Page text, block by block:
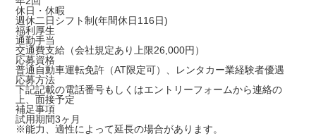
休日・休暇
週休二日シフト制(年間休日116日)
福利厚生
通勤手当
交通費支給（会社規定あり上限26,000円）
応募資格
普通自動車運転免許（AT限定可）、レンタカー業経験者優遇
応募方法
下記記載の電話番号もしくはエントリーフォームから連絡の
上、面接予定
補足事項
試用期間3ヶ月
※能力、適性によって延長の場合があります。